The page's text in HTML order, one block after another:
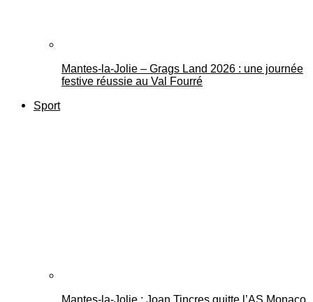
Mantes-la-Jolie – Grags Land 2026 : une journée
festive réussie au Val Fourré
Sport
Mantes-la-Jolie : Joan Tincres quitte l’AS Monaco